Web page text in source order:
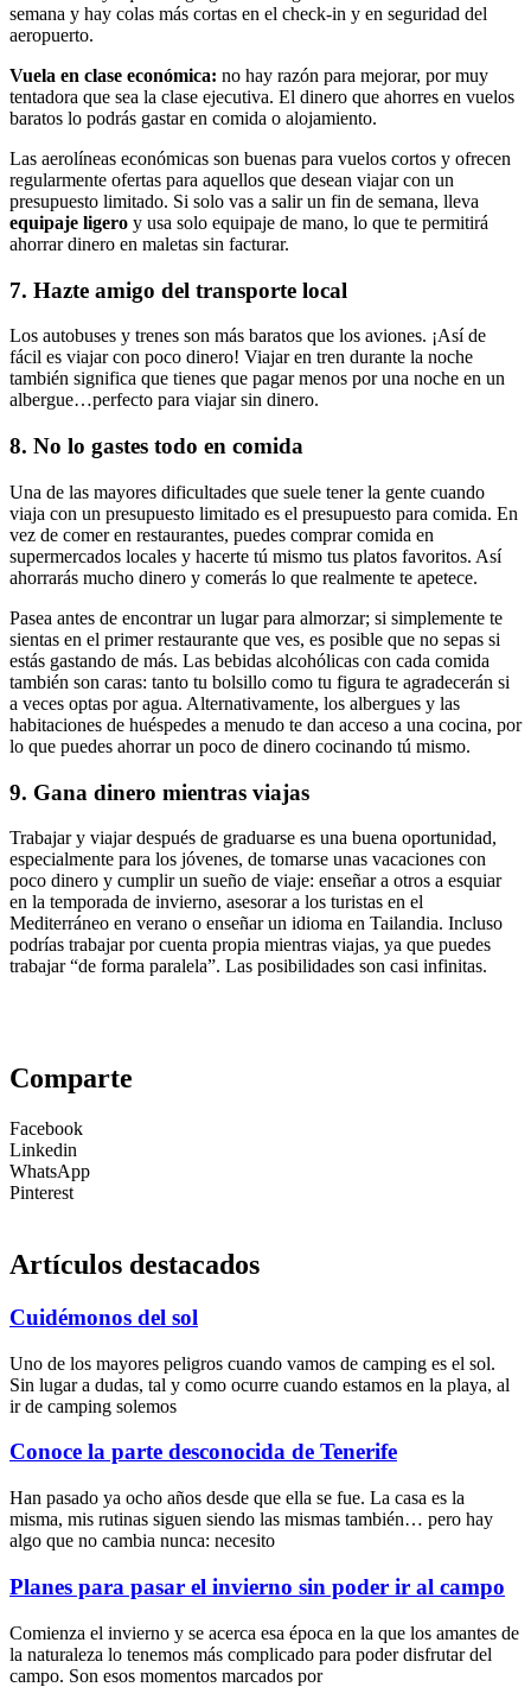
semana y hay colas más cortas en el check-in y en seguridad del
aeropuerto.
Vuela en clase económica: no hay razón para mejorar, por muy
tentadora que sea la clase ejecutiva. El dinero que ahorres en vuelos
baratos lo podrás gastar en comida o alojamiento.
Las aerolíneas económicas son buenas para vuelos cortos y ofrecen
regularmente ofertas para aquellos que desean viajar con un
presupuesto limitado. Si solo vas a salir un fin de semana, lleva
equipaje ligero y usa solo equipaje de mano, lo que te permitirá
ahorrar dinero en maletas sin facturar.
7. Hazte amigo del transporte local
Los autobuses y trenes son más baratos que los aviones. ¡Así de
fácil es viajar con poco dinero! Viajar en tren durante la noche
también significa que tienes que pagar menos por una noche en un
albergue…perfecto para viajar sin dinero.
8. No lo gastes todo en comida
Una de las mayores dificultades que suele tener la gente cuando
viaja con un presupuesto limitado es el presupuesto para comida. En
vez de comer en restaurantes, puedes comprar comida en
supermercados locales y hacerte tú mismo tus platos favoritos. Así
ahorrarás mucho dinero y comerás lo que realmente te apetece.
Pasea antes de encontrar un lugar para almorzar; si simplemente te
sientas en el primer restaurante que ves, es posible que no sepas si
estás gastando de más. Las bebidas alcohólicas con cada comida
también son caras: tanto tu bolsillo como tu figura te agradecerán si
a veces optas por agua. Alternativamente, los albergues y las
habitaciones de huéspedes a menudo te dan acceso a una cocina, por
lo que puedes ahorrar un poco de dinero cocinando tú mismo.
9. Gana dinero mientras viajas
Trabajar y viajar después de graduarse es una buena oportunidad,
especialmente para los jóvenes, de tomarse unas vacaciones con
poco dinero y cumplir un sueño de viaje: enseñar a otros a esquiar
en la temporada de invierno, asesorar a los turistas en el
Mediterráneo en verano o enseñar un idioma en Tailandia. Incluso
podrías trabajar por cuenta propia mientras viajas, ya que puedes
trabajar “de forma paralela”. Las posibilidades son casi infinitas.
Comparte
Facebook
Linkedin
WhatsApp
Pinterest
Artículos destacados
Cuidémonos del sol
Uno de los mayores peligros cuando vamos de camping es el sol.
Sin lugar a dudas, tal y como ocurre cuando estamos en la playa, al
ir de camping solemos
Conoce la parte desconocida de Tenerife
Han pasado ya ocho años desde que ella se fue. La casa es la
misma, mis rutinas siguen siendo las mismas también… pero hay
algo que no cambia nunca: necesito
Planes para pasar el invierno sin poder ir al campo
Comienza el invierno y se acerca esa época en la que los amantes de
la naturaleza lo tenemos más complicado para poder disfrutar del
campo. Son esos momentos marcados por